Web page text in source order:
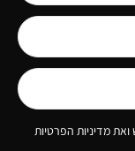
מדיניות הפרטיות